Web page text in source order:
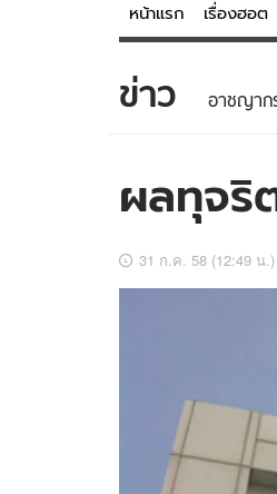
หน้าแรก เรื่องฮอต
ข่าว
ข่าวบันเทิง
ข่าว อาชญาก
ผลทุจริ
31 ก.ค. 58 (12:49 น.)